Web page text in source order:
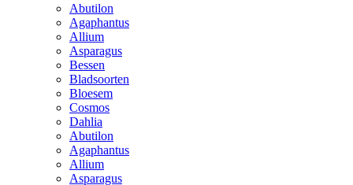
Abutilon
Agaphantus
Allium
Asparagus
Bessen
Bladsoorten
Bloesem
Cosmos
Dahlia
Abutilon
Agaphantus
Allium
Asparagus